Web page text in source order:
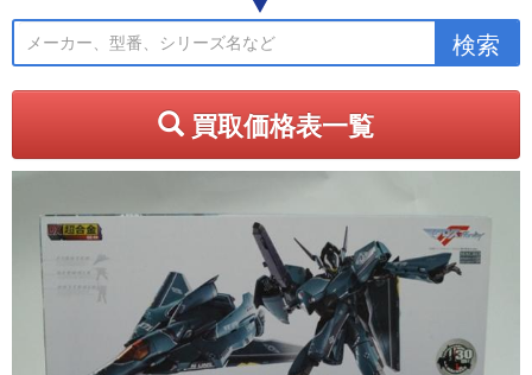
買取価格表一覧